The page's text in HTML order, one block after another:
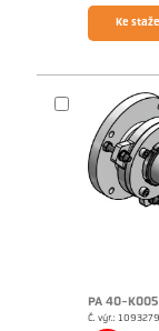
Ke
PA 40-K005
Č. výr.: 1093279